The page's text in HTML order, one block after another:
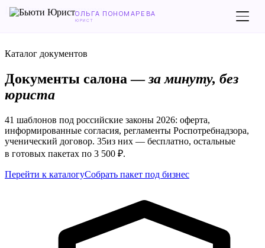
Перейти к содержимомуОЛЬГА ПОНОМАРЕВА
ЮРИСТ
Каталог документов
Документы салона —за минуту, без
юриста
41 шаблонов под российские законы 2026: оферта,
информированные согласия, регламенты Роспотребнадзора,
ученический договор. 35из них — бесплатно, остальные
в готовых пакетах по 3 500 ₽.
Перейти к каталогуСобрать пакет под бизнес